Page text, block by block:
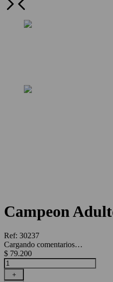
Campeon
Ref: 30237
Cargando comentarios…
$ 79.200
＋